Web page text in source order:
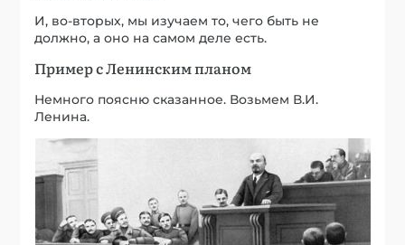
И, во-вторых, мы изучаем то, чего быть не
должно, а оно на самом деле есть.
Пример с Ленинским планом
Немного поясню сказанное. Возьмем В.И.
Ленина.